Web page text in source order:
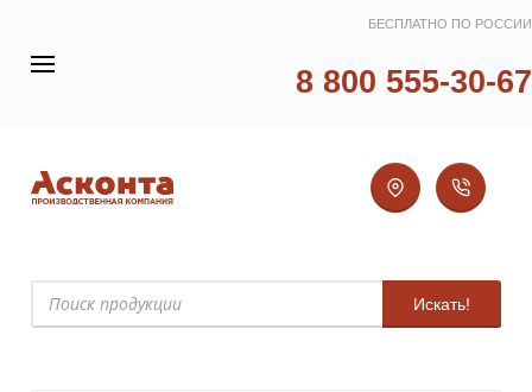
БЕСПЛАТНО ПО РОССИИ
8 800 555-30-67
Искать!